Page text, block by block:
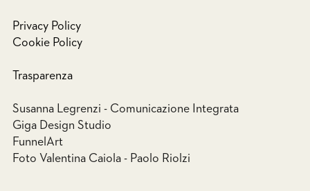
Privacy Policy
Cookie Policy
Trasparenza
Susanna Legrenzi - Comunicazione Integrata
Giga Design Studio
FunnelArt
Foto Valentina Caiola - Paolo Riolzi